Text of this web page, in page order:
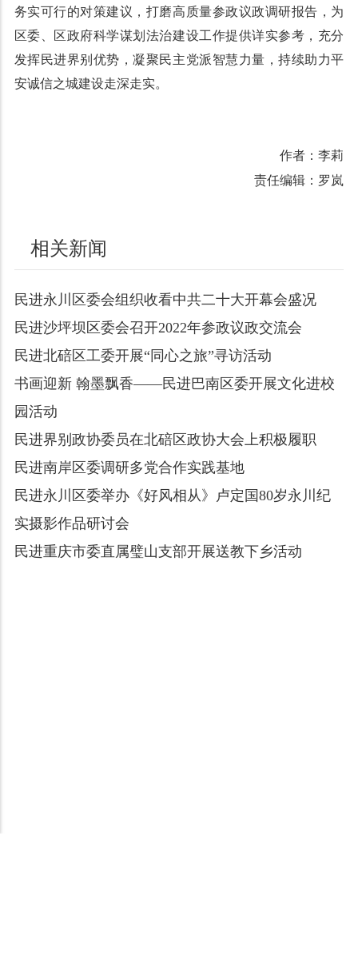
务实可行的对策建议，打磨高质量参政议政调研报告，为
区委、区政府科学谋划法治建设工作提供详实参考，充分
发挥民进界别优势，凝聚民主党派智慧力量，持续助力平
安诚信之城建设走深走实。
作者：李莉
责任编辑：罗岚
相关新闻
民进永川区委会组织收看中共二十大开幕会盛况
民进沙坪坝区委会召开2022年参政议政交流会
民进北碚区工委开展“同心之旅”寻访活动
书画迎新 翰墨飘香——民进巴南区委开展文化进校
园活动
民进界别政协委员在北碚区政协大会上积极履职
民进南岸区委调研多党合作实践基地
民进永川区委举办《好风相从》卢定国80岁永川纪
实摄影作品研讨会
民进重庆市委直属璧山支部开展送教下乡活动